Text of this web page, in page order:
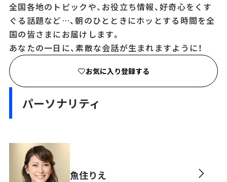
全国各地のトピックや、お役立ち情報、好奇心をくす
ぐる話題など…、朝のひとときにホッとする時間を全
国の皆さまにお届けします。
あなたの一日に、素敵な会話が生まれますように！
お気に入り登録する
パーソナリティ
魚住りえ